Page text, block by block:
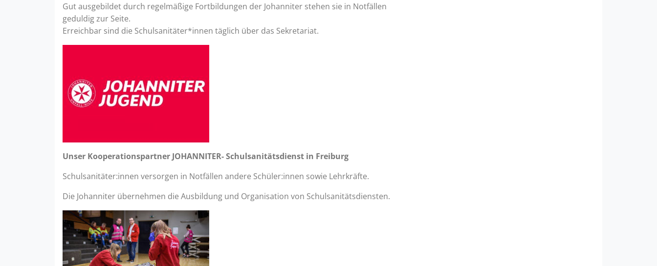
Gut ausgebildet durch regelmäßige Fortbildungen der Johanniter stehen sie in Notfällen
geduldig zur Seite.
Erreichbar sind die Schulsanitäter*innen täglich über das Sekretariat.
Unser Kooperationspartner JOHANNITER- Schulsanitätsdienst in Freiburg
Schulsanitäter:innen versorgen in Notfällen andere Schüler:innen sowie Lehrkräfte.
Die Johanniter übernehmen die Ausbildung und Organisation von Schulsanitätsdiensten.